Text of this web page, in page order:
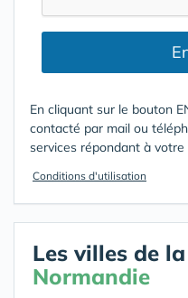
En cliquant sur le bouton
contacté par mail ou
services répondant à votre
Conditions d'utilisation
Les villes de
Normandie